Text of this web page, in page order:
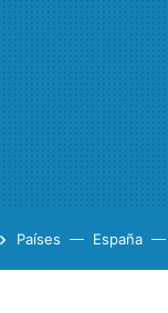
Países España